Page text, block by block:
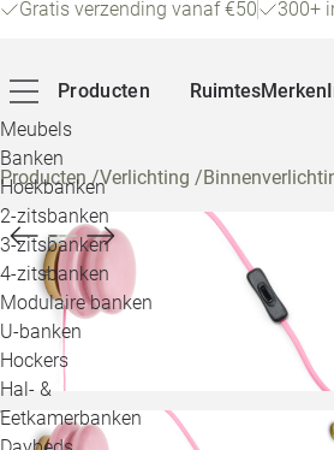
Gratis verzending vanaf €50 300+
Producten
Meubels
Banken
Hoekbanken
2-zitsbanken
3-zitsbanken
4-zitsbanken
Modulaire banken
U-banken
Hockers
Hal- &
Eetkamerbanken
RuimtesMerken
Producten/Verlichting /